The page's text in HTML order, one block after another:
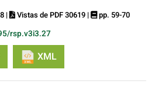
| Vistas de PDF 30619 | pp. 59-70
rsp.v3i3.27
XML